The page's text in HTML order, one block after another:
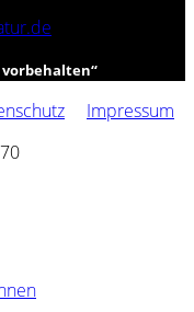
“
Impressum